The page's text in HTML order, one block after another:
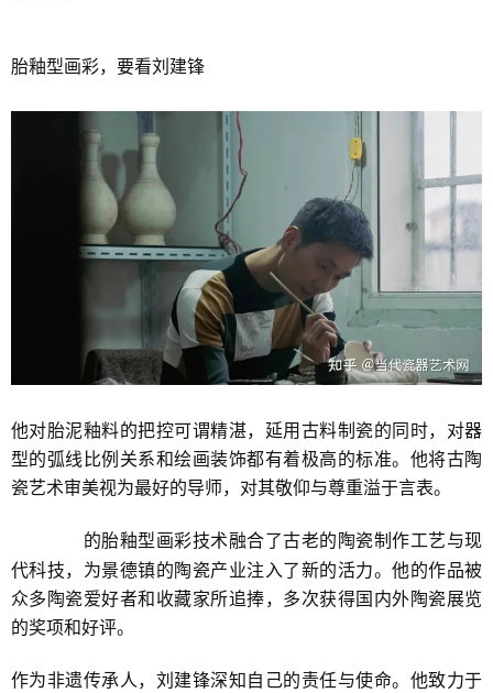
胎釉型画彩，要看刘建锋
他对胎泥釉料的把控可谓精湛，延用古料制瓷的同时，对器
型的弧线比例关系和绘画装饰都有着极高的标准。他将古陶
瓷艺术审美视为最好的导师，对其敬仰与尊重溢于言表。
的胎釉型画彩技术融合了古老的陶瓷制作工艺与现
代科技，为景德镇的陶瓷产业注入了新的活力。他的作品被
众多陶瓷爱好者和收藏家所追捧，多次获得国内外陶瓷展览
的奖项和好评。
作为非遗传承人，刘建锋深知自己的责任与使命。他致力于